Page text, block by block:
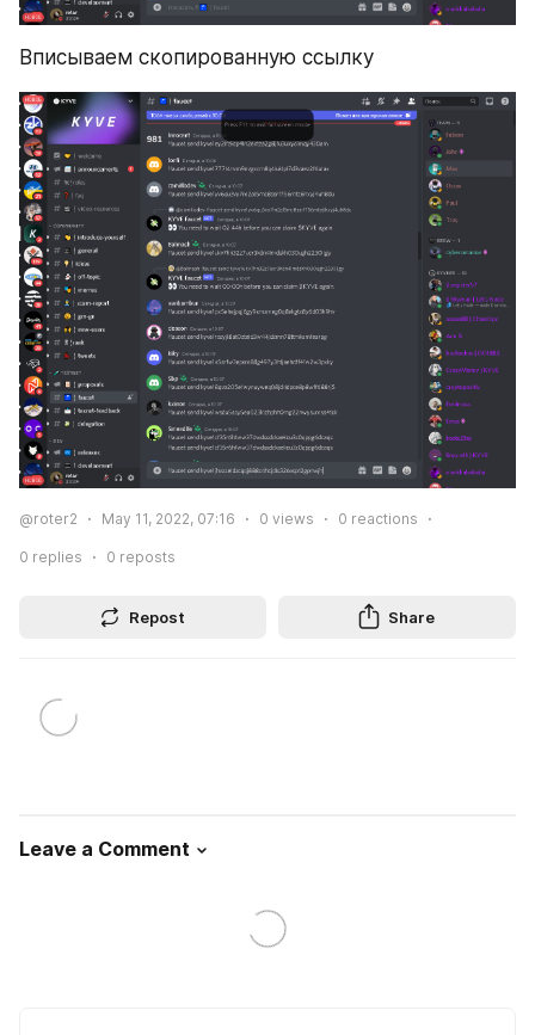
Вписываем скопированную ссылку
@roter2 May 11, 2022, 07:16 0 views 0 reactions
0 replies 0 reposts
Repost Share
Leave a Comment